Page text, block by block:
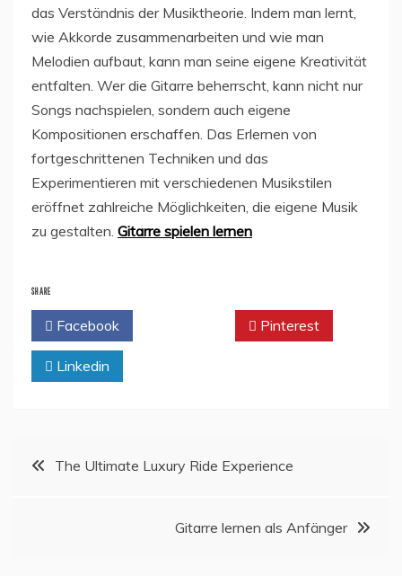
das Verständnis der Musiktheorie. Indem man lernt,
wie Akkorde zusammenarbeiten und wie man
Melodien aufbaut, kann man seine eigene Kreativität
entfalten. Wer die Gitarre beherrscht, kann nicht nur
Songs nachspielen, sondern auch eigene
Kompositionen erschaffen. Das Erlernen von
fortgeschrittenen Techniken und das
Experimentieren mit verschiedenen Musikstilen
eröffnet zahlreiche Möglichkeiten, die eigene Musik
zu gestalten. Gitarre spielen lernen
SHARE
Facebook Pinterest
Linkedin
PostThe Ultimate Luxury Ride Experience
Gitarre lernen als Anfänger